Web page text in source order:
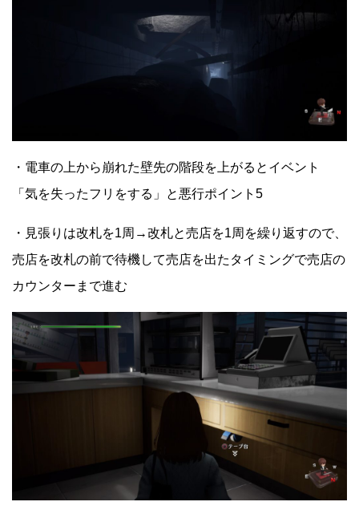
・電車の上から崩れた壁先の階段を上がるとイベント
「気を失ったフリをする」と悪行ポイント5
・見張りは改札を1周→改札と売店を1周を繰り返すので、
売店を改札の前で待機して売店を出たタイミングで売店の
カウンターまで進む